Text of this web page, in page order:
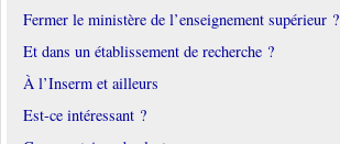
Fermer le ministère de l’enseignement supérieur ?
Et dans un établissement de recherche ?
À l’Inserm et ailleurs
Est-ce intéressant ?